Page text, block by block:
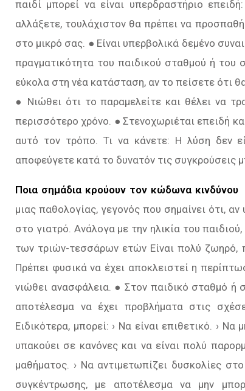
παιδί μπορεί να είναι υπερδραστήριο
αλλάξετε, τουλάχιστον θα πρέπει να
στο µικρό σας. ● Είναι υπερβολικά δεμένο
πραγµατικότητα του παιδικού σταθµού ή του
εύκολα στη νέα κατάσταση, αν το πείσετε ότι
● Νιώθει ότι το παραµελείτε και θέλει να
περισσότερο χρόνο. ● Στενοχωριέται επειδή
αυτό τον τρόπο. Τι να κάνετε: Η λύση δεν
αποφεύγετε κατά το δυνατόν τις συγκρούσεις
Ποια σημάδια κρούουν τον κώδωνα κινδύνου
μιας παθολογίας, γεγονός που σημαίνει ότι,
στο γιατρό. Ανάλογα µε την ηλικία του
των τριών-τεσσάρων ετών Είναι πολύ ζωηρό,
Πρέπει φυσικά να έχει αποκλειστεί η
νιώθει ανασφάλεια. ● Στον παιδικό σταθμό ή
αποτέλεσμα να έχει προβλήµατα στις
Ειδικότερα, μπορεί: › Να είναι επιθετικό. ›
υπακούει σε κανόνες και να είναι πολύ
μαθήματος. › Να αντιμετωπίζει δυσκολίες
συγκέντρωσης, με αποτέλεσµα να μην